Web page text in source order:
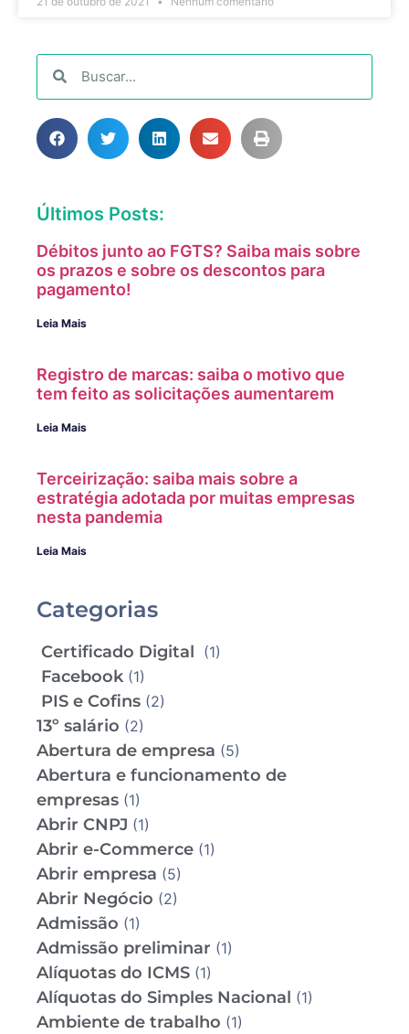
Últimos Posts:
Débitos junto ao FGTS? Saiba mais sobre
os prazos e sobre os descontos para
pagamento!
Leia Mais
Registro de marcas: saiba o motivo que
tem feito as solicitações aumentarem
Leia Mais
Terceirização: saiba mais sobre a
estratégia adotada por muitas empresas
nesta pandemia
Leia Mais
Categorias
Certificado Digital (1)
Facebook(1)
PIS e Cofins (2)
13º salário (2)
Abertura de empresa (5)
Abertura e funcionamento de
empresas (1)
Abrir CNPJ (1)
Abrir e-Commerce (1)
Abrir empresa (5)
Abrir Negócio (2)
Admissão (1)
Admissão preliminar (1)
Alíquotas do ICMS (1)
Alíquotas do Simples Nacional (1)
Ambiente de trabalho (1)